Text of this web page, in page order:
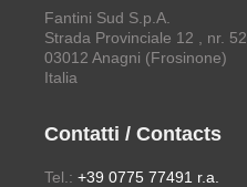
Fantini Sud S.p.A.
Strada Provinciale 12 , nr. 52
03012 Anagni (Frosinone)
Italia
Contatti / Contacts
Tel.: +39 0775 77491 r.a.